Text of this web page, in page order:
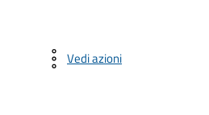
Vedi azioni